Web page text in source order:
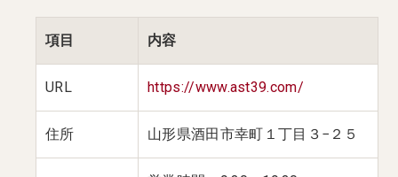
項目 内容
URL https://www.ast39.com/
住所 山形県酒田市幸町１丁目３−２５